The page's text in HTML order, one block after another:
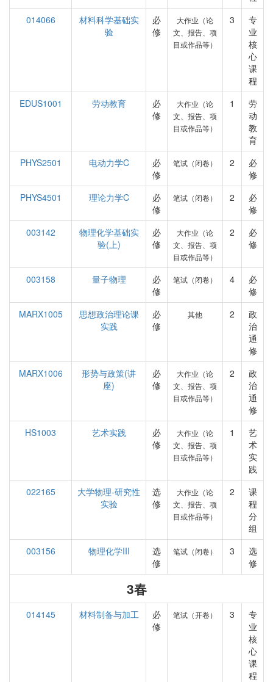
014066
材料科学基础实
验
必
修
大作业（论
文、报告、项
目或作品等）
3
专
业
核
心
课
程
EDUS1001
劳动教育
必
修
大作业（论
文、报告、项
目或作品等）
1
劳
动
教
育
PHYS2501
电动力学C
必
修
笔试（闭卷） 2
必
修
PHYS4501
理论力学C
必
修
笔试（闭卷） 2
必
修
003142
物理化学基础实
验(上)
必
修
大作业（论
文、报告、项
目或作品等）
2
必
修
003158 量子物理
必
修
笔试（闭卷） 4
必
修
MARX1005
思想政治理论课
实践
必
修
其他 2
政
治
通
修
MARX1006
形势与政策(讲
座)
必
修
大作业（论
文、报告、项
目或作品等）
2
政
治
通
修
HS1003
艺术实践
必
修
大作业（论
文、报告、项
目或作品等）
1
艺
术
实
践
022165
大学物理-研究性
实验
选
修
大作业（论
文、报告、项
目或作品等）
2
课
程
分
组
003156
物理化学III
选
修
笔试（闭卷） 3
选
修
3春
014145 材料制备与加工
必
修
笔试（开卷） 3
专
业
核
心
课
程